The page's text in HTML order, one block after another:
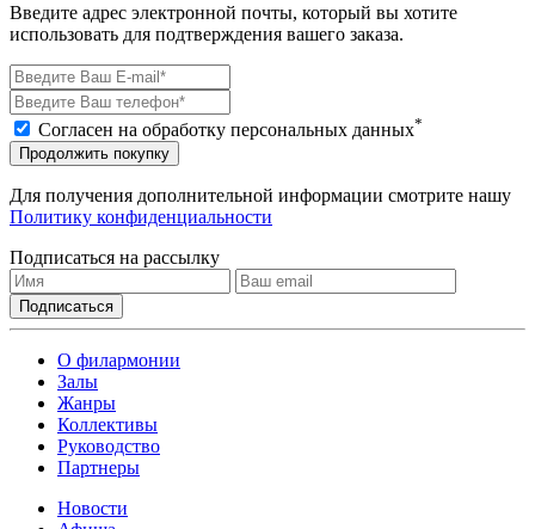
Введите адрес электронной почты, который вы хотите
использовать для подтверждения вашего заказа.
Согласен на обработку персональных данных*
Продолжить покупку
Для получения дополнительной информации смотрите нашу
Политику конфиденциальности
Подписаться на рассылку
О филармонии
Залы
Жанры
Коллективы
Руководство
Партнеры
Новости